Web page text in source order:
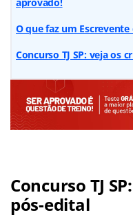
O que faz um Escrevente
Concurso TJ SP: veja os
Concurso TJ
pós-edital